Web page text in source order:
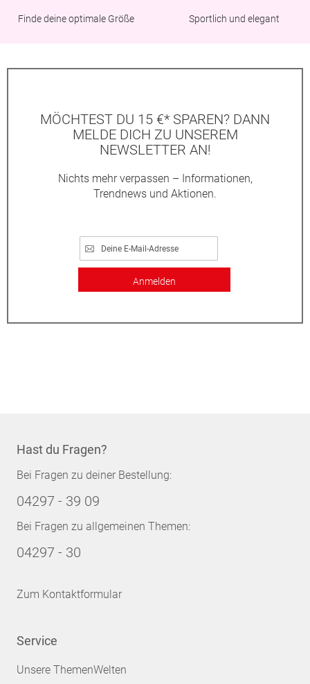
Finde deine optimale Größe Sportlich und elegant
MÖCHTEST DU 15 €* SPAREN? DANN
MELDE DICH ZU UNSEREM
NEWSLETTER AN!
Nichts mehr verpassen – Informationen,
Trendnews und Aktionen.
Anmelden
Hast du Fragen?
Bei Fragen zu deiner Bestellung:
04297 - 39 09
Bei Fragen zu allgemeinen Themen:
04297 - 30
Zum Kontaktformular
Service
Unsere ThemenWelten